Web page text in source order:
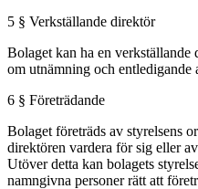
5 § Verkställande direktör
Bolaget kan ha en verkställande
om utnämning och entledigande
6 § Företrädande
Bolaget företräds av styrelsens
direktören vardera för sig eller
Utöver detta kan bolagets
namngivna personer rätt att